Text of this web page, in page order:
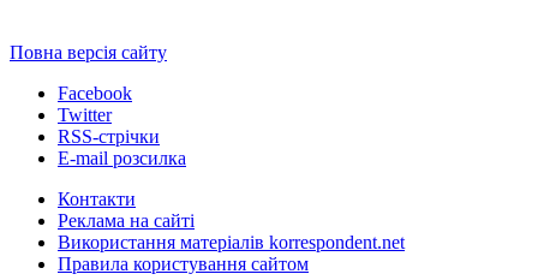
Повна версія сайту
Facebook
Twitter
RSS-стрічки
E-mail розсилка
Контакти
Реклама на сайті
Використання матеріалів korrespondent.net
Правила користування сайтом